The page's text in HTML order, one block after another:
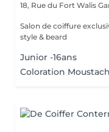
18, Rue du Fort Walis
Salon de coiffure
style & beard
Junior -16ans
Coloration